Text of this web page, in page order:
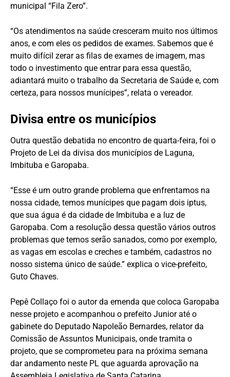
municipal “Fila Zero”.
“Os atendimentos na saúde cresceram muito nos últimos
anos, e com eles os pedidos de exames. Sabemos que é
muito difícil zerar as filas de exames de imagem, mas
todo o investimento que entrar para essa questão,
adiantará muito o trabalho da Secretaria de Saúde e, com
certeza, para nossos munícipes”, relata o vereador.
Divisa entre os municípios
Outra questão debatida no encontro de quarta-feira, foi o
Projeto de Lei da divisa dos municípios de Laguna,
Imbituba e Garopaba.
“Esse é um outro grande problema que enfrentamos na
nossa cidade, temos munícipes que pagam dois iptus,
que sua água é da cidade de Imbituba e a luz de
Garopaba. Com a resolução dessa questão vários outros
problemas que temos serão sanados, como por exemplo,
as vagas em escolas e creches e também, cadastros no
nosso sistema único de saúde.” explica o vice-prefeito,
Guto Chaves.
Pepê Collaço foi o autor da emenda que coloca Garopaba
nesse projeto e acompanhou o prefeito Junior até o
gabinete do Deputado Napoleão Bernardes, relator da
Comissão de Assuntos Municipais, onde tramita o
projeto, que se comprometeu para na próxima semana
dar andamento neste PL que aguarda aprovação na